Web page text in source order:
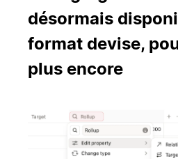
désormais
format devise,
plus encore